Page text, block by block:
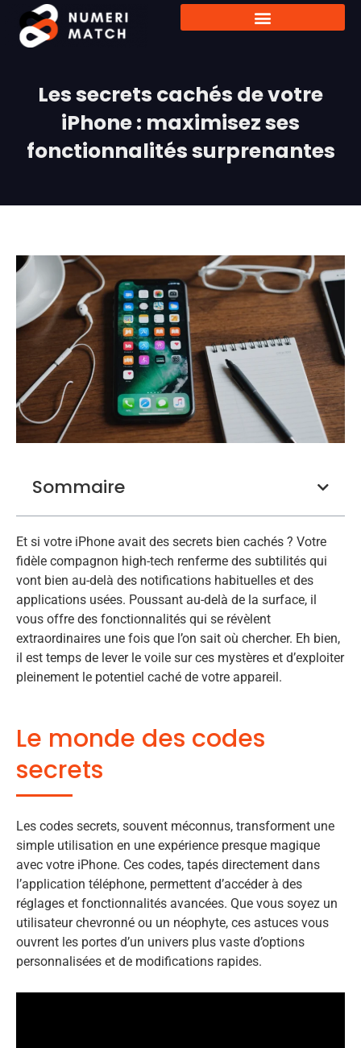
Les secrets cachés de votre
iPhone : maximisez ses
fonctionnalités surprenantes
Sommaire
Et si votre iPhone avait des secrets bien cachés ? Votre
fidèle compagnon high-tech renferme des subtilités qui
vont bien au-delà des notifications habituelles et des
applications usées. Poussant au-delà de la surface, il
vous offre des fonctionnalités qui se révèlent
extraordinaires une fois que l’on sait où chercher. Eh bien,
il est temps de lever le voile sur ces mystères et d’exploiter
pleinement le potentiel caché de votre appareil.
Le monde des codes
secrets
Les codes secrets, souvent méconnus, transforment une
simple utilisation en une expérience presque magique
avec votre iPhone. Ces codes, tapés directement dans
l’application téléphone, permettent d’accéder à des
réglages et fonctionnalités avancées. Que vous soyez un
utilisateur chevronné ou un néophyte, ces astuces vous
ouvrent les portes d’un univers plus vaste d’options
personnalisées et de modifications rapides.